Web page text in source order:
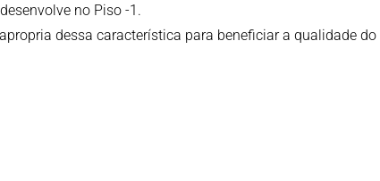
no Piso -1.
dessa característica para beneficiar a qualidade do